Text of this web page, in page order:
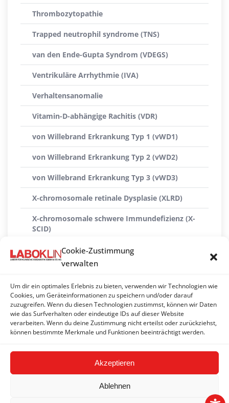
Cookie-Zustimmung
verwalten
Um dir ein optimales Erlebnis zu bieten, verwenden wir Technologien wie
Cookies, um Geräteinformationen zu speichern und/oder darauf
zuzugreifen. Wenn du diesen Technologien zustimmst, können wir Daten
wie das Surfverhalten oder eindeutige IDs auf dieser Website
verarbeiten. Wenn du deine Zustimmung nicht erteilst oder zurückziehst,
können bestimmte Merkmale und Funktionen beeinträchtigt werden.
Akzeptieren
Ablehnen
Thrombozytopathie
Trapped neutrophil syndrome (TNS)
van den Ende-Gupta Syndrom (VDEGS)
Ventrikuläre Arrhythmie (IVA)
Verhaltensanomalie
Vitamin-D-abhängige Rachitis (VDR)
von Willebrand Erkrankung Typ 1 (vWD1)
von Willebrand Erkrankung Typ 2 (vWD2)
von Willebrand Erkrankung Typ 3 (vWD3)
X-chromosomale retinale Dysplasie (XLRD)
X-chromosomale schwere Immundefizienz (X-
SCID)
X-linked Myopathie (XL-MTM)
Xanthinurie Typ II
ZNS-Atrophie mit zerebellarer Ataxie (CACA)
Zwergwuchs (hypophysäre Form)
Zwergwuchs (Skeletale Dysplasie 2) (SD2)